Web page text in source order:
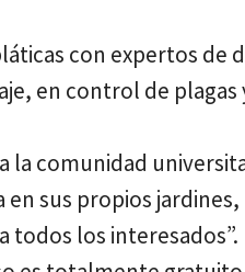
con expertos
en control de
la comunidad
en sus propios
todos los interesados”.